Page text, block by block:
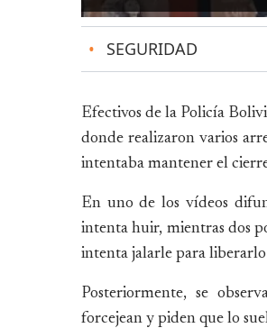
• SEGURIDAD
Efectivos de la Policía
donde realizaron varios
intentaba mantener el
En uno de los vídeos
intenta huir, mientras dos
intenta jalarle para
Posteriormente, se
forcejean y piden que lo